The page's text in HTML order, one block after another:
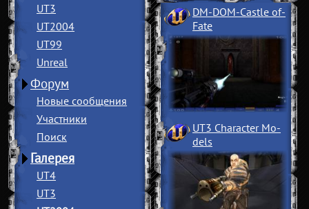
UT3
UT2004
UT99
Unreal
Форум
Новые сообщения
Участники
Поиск
Галерея
UT4
UT3
DM-DOM-Castle of­
Fate
UT3 Character Mo­
dels